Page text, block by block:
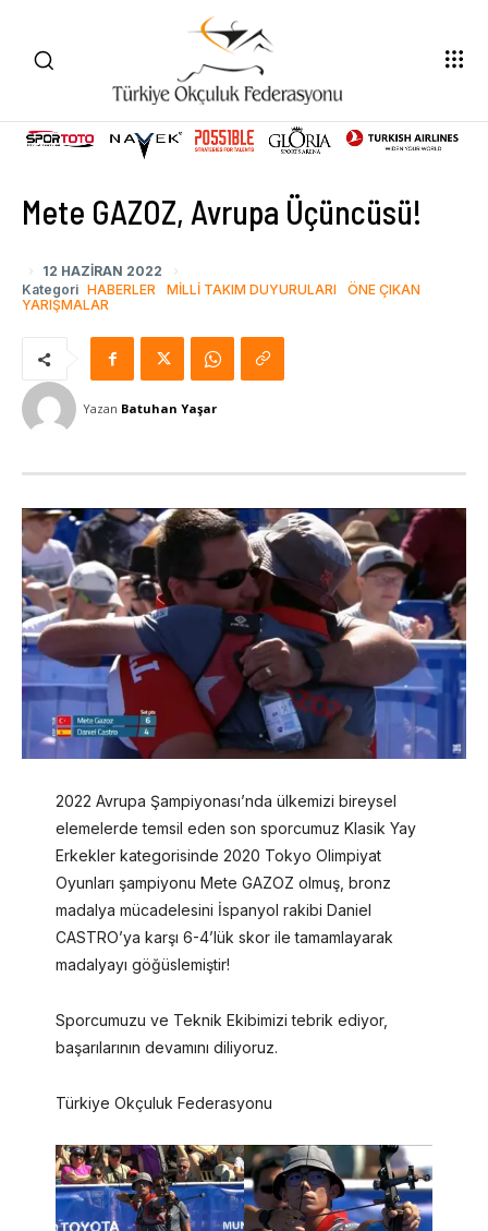
Mete GAZOZ, Avrupa Üçüncüsü!
12 HAZIRAN 2022
Kategori HABERLER MILLI TAKIM DUYURULARI
ÖNE ÇIKAN
YARIŞMALAR
Yazan Batuhan Yaşar
2022 Avrupa Şampiyonası’nda ülkemizi bireysel
elemelerde temsil eden son sporcumuz Klasik Yay
Erkekler kategorisinde 2020 Tokyo Olimpiyat
Oyunları şampiyonu Mete GAZOZ olmuş, bronz
madalya mücadelesini İspanyol rakibi Daniel
CASTRO’ya karşı 6-4’lük skor ile tamamlayarak
madalyayı göğüslemiştir!
Sporcumuzu ve Teknik Ekibimizi tebrik ediyor,
başarılarının devamını diliyoruz.
Türkiye Okçuluk Federasyonu